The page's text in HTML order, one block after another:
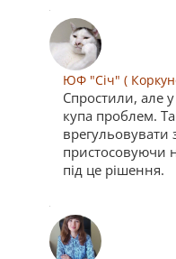
ЮФ "Січ" (
Спростили, але
купа проблем.
врегульовувати
пристосовуючи
під це рішення.